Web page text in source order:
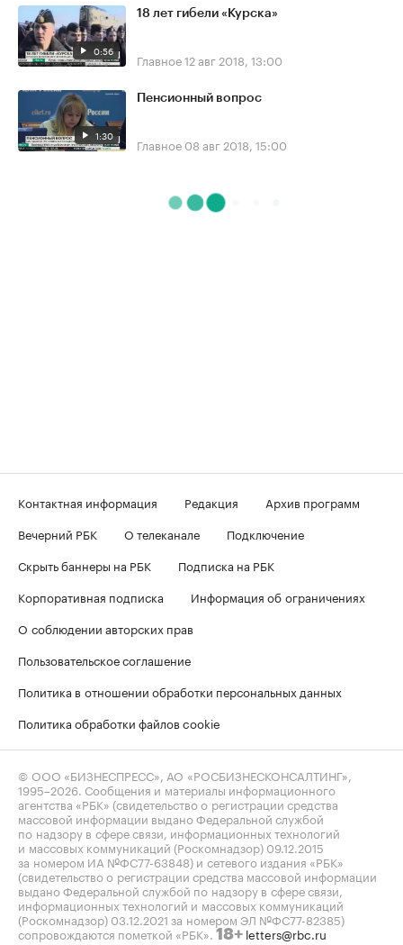
0:56
18 лет гибели «Курска»
Главное12 авг 2018, 13:00
1:30
Пенсионный вопрос
Главное 08 авг 2018, 15:00
Контактная информация Редакция
Архив программ
Вечерний РБК
О телеканале
Подключение
Скрыть баннеры на РБК
Подписка на РБК
Корпоративная подписка
Информация об ограничениях
О соблюдении авторских прав
Пользовательское соглашение
Политика в отношении обработки персональных данных
Политика обработки файлов cookie
© ООО «БИЗНЕСПРЕСС», АО «РОСБИЗНЕСКОНСАЛТИНГ»,
1995–2026 . Сообщения и материалы информационного
агентства «РБК» (свидетельство о регистрации средства
массовой информации выдано Федеральной службой
по надзору в сфере связи, информационных технологий
и массовых коммуникаций (Роскомнадзор) 09.12.2015
за номером ИА №ФС77-63848) и сетевого издания «РБК»
(свидетельство о регистрации средства массовой информации
выдано Федеральной службой по надзору в сфере связи,
информационных технологий и массовых коммуникаций
(Роскомнадзор) 03.12.2021 за номером ЭЛ №ФС77-82385)
сопровождаются пометкой «РБК». 18+ letters@rbc.ru